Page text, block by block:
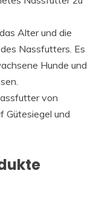
Alter und die
Nassfutters. Es
Hunde und
von
Gütesiegel und